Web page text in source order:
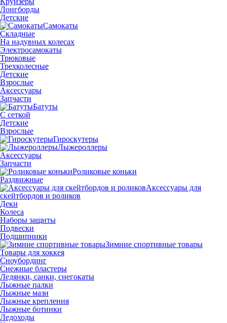
Лонгборды
Детские
Самокаты
Складные
На надувных колесах
Электросамокаты
Трюковые
Трехколесные
Детские
Взрослые
Аксессуары
Запчасти
Батуты
С сеткой
Детские
Взрослые
Гироскутеры
Лыжероллеры
Аксессуары
Запчасти
Роликовые коньки
Раздвижные
Аксессуары для
скейтбордов и роликов
Деки
Колеса
Наборы защиты
Подвески
Подшипники
Зимние спортивные товары
Товары для хоккея
Сноубординг
Снежные бластеры
Ледянки, санки, снегокаты
Лыжные палки
Лыжные мази
Лыжные крепления
Лыжные ботинки
Ледоходы